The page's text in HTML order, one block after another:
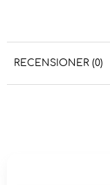
RECENSIONER (0)